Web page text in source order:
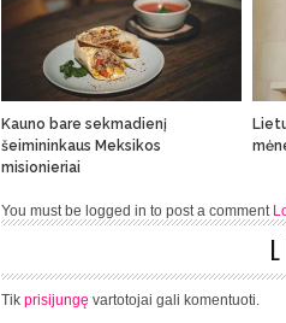
Kauno bare sekmadienį
šeimininkaus Meksikos
misionieriai
You must be logged in to post a comment
Tik prisijungę vartotojai gali komentuoti.